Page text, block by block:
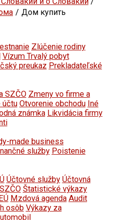
Дом купить
Zlúčenie rodiny
Vízum Trvalý pobyt
preukaz Prekladateľské
SZČO Zmeny vo firme a
účtu Otvorenie obchodu Iné
známka Likvidácia firmy
made business
služby Poistenie
Účtovné služby Účtovná
Štatistické výkazy
Mzdová agenda Audit
osôb Výkazy za